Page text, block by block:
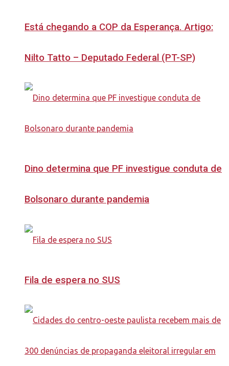
Está chegando a COP da Esperança. Artigo:
Nilto Tatto – Deputado Federal (PT-SP)
Dino determina que PF investigue conduta de
Bolsonaro durante pandemia
Fila de espera no SUS